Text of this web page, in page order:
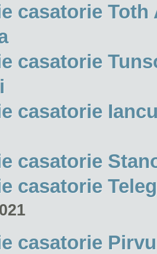
casatorie
casatorie
casatorie
casatorie
casatorie
casatorie